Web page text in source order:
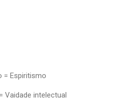
= Espiritismo
Vaidade intelectual